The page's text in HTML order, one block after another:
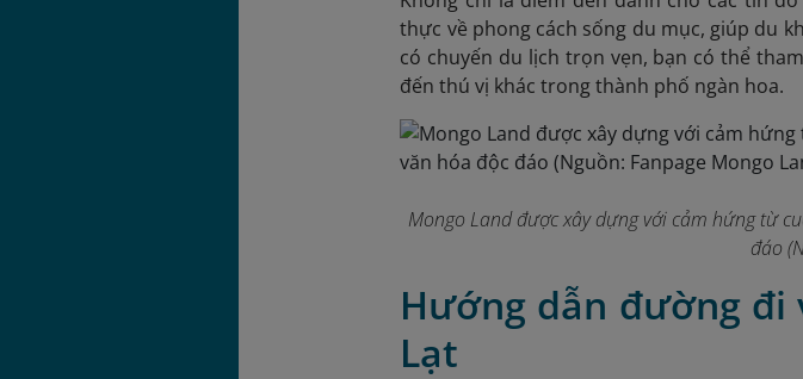
thực về phong cách sống du mục, giúp du
có chuyến du lịch trọn vẹn, bạn có thể
đến thú vị khác trong thành phố ngàn hoa.
Mongo Land được xây dựng với cảm hứng từ
đáo
Hướng dẫn đường
Lạt